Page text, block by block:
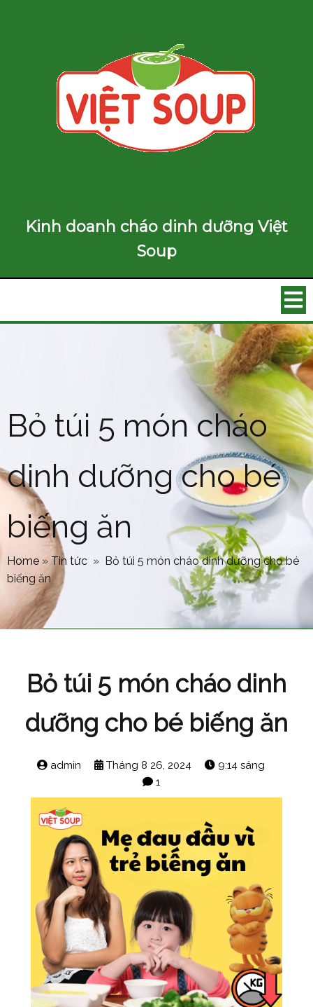
Kinh doanh cháo dinh dưỡng Việt
Soup
Bỏ túi 5 món cháo
dinh dưỡng cho bé
biếng ăn
Home »Tin tức » Bỏ túi 5 món cháo dinh dưỡng cho bé
biếng ăn
Bỏ túi 5 món cháo dinh
dưỡng cho bé biếng ăn
admin Tháng 8 26, 2024
9:14 sáng
1